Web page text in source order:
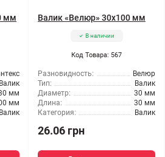
мм
Валик
мм
мм
Валик
Валик «Велюр» 30x100 мм
В наличии
Код Товара: 567
Разновидность:
Велюр
Тип:
Валик
Диаметр:
30 мм
Длина:
30 мм
Категория:
Валик
26.06 грн